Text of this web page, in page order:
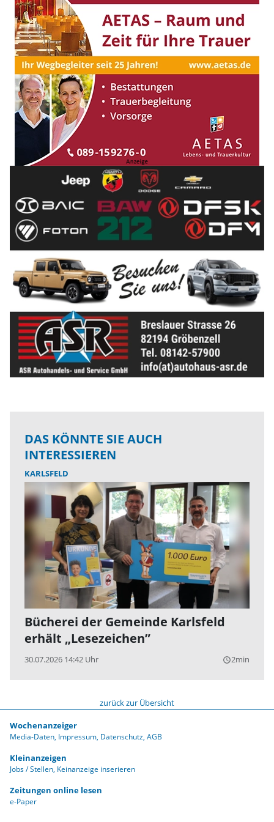
DAS KÖNNTE SIE AUCH
INTERESSIEREN
KARLSFELD
Bücherei der Gemeinde Karlsfeld
erhält „Lesezeichen”
30.07.2026 14:42 Uhr query_builder2min
zurück zur Übersicht
Wochenanzeiger
Media-Daten Impressum Datenschutz AGB
Kleinanzeigen
Jobs / Stellen Keinanzeige inserieren
Zeitungen online lesen
e-Paper